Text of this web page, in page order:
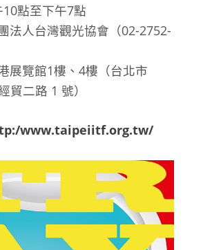
點至下午7點
法人台灣觀光協會（02-2752-
展覽館1樓、4樓（台北市
貿二路 1 號）
www.taipeiitf.org.tw/